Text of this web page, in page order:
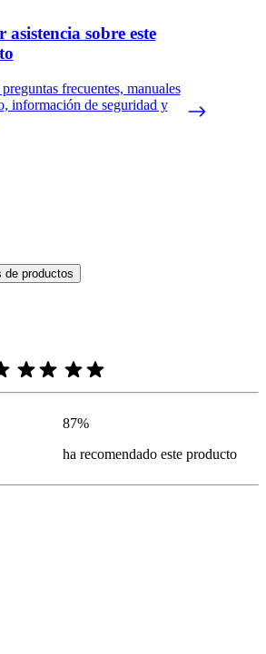
asistencia sobre este
frecuentes, manuales
información de seguridad y
Bazaarvoice y cumplen con la política de
en forma de reseñas de productos y
de productos
87%
ha recomendado este producto